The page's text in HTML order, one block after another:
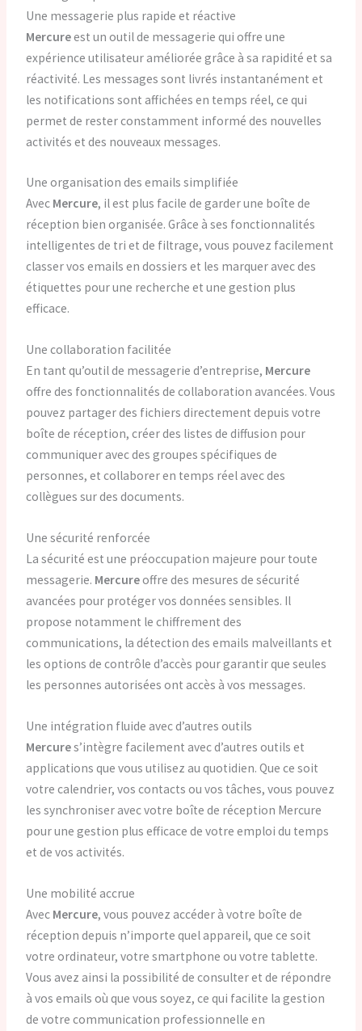
Une messagerie plus rapide et réactive
Mercureest un outil de messagerie qui offre une
expérience utilisateur améliorée grâce à sa rapidité et sa
réactivité. Les messages sont livrés instantanément et
les notifications sont affichées en temps réel, ce qui
permet de rester constamment informé des nouvelles
activités et des nouveaux messages.
Une organisation des emails simplifiée
Avec Mercure, il est plus facile de garder une boîte de
réception bien organisée. Grâce à ses fonctionnalités
intelligentes de tri et de filtrage, vous pouvez facilement
classer vos emails en dossiers et les marquer avec des
étiquettes pour une recherche et une gestion plus
efficace.
Une collaboration facilitée
En tant qu’outil de messagerie d’entreprise, Mercure
offre des fonctionnalités de collaboration avancées. Vous
pouvez partager des fichiers directement depuis votre
boîte de réception, créer des listes de diffusion pour
communiquer avec des groupes spécifiques de
personnes, et collaborer en temps réel avec des
collègues sur des documents.
Une sécurité renforcée
La sécurité est une préoccupation majeure pour toute
messagerie. Mercureoffre des mesures de sécurité
avancées pour protéger vos données sensibles. Il
propose notamment le chiffrement des
communications, la détection des emails malveillants et
les options de contrôle d’accès pour garantir que seules
les personnes autorisées ont accès à vos messages.
Une intégration fluide avec d’autres outils
Mercures’intègre facilement avec d’autres outils et
applications que vous utilisez au quotidien. Que ce soit
votre calendrier, vos contacts ou vos tâches, vous pouvez
les synchroniser avec votre boîte de réception Mercure
pour une gestion plus efficace de votre emploi du temps
et de vos activités.
Une mobilité accrue
Avec Mercure, vous pouvez accéder à votre boîte de
réception depuis n’importe quel appareil, que ce soit
votre ordinateur, votre smartphone ou votre tablette.
Vous avez ainsi la possibilité de consulter et de répondre
à vos emails où que vous soyez, ce qui facilite la gestion
de votre communication professionnelle en